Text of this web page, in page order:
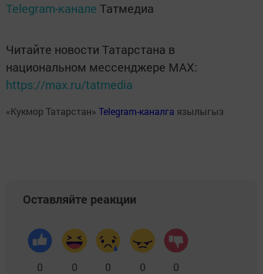
Telegram-канале Татмедиа
Читайте новости Татарстана в
национальном мессенджере MАХ:
https://max.ru/tatmedia
«Кукмор Татарстан» Telegram-каналга язылыгыз
Оставляйте реакции
0 0 0 0 0